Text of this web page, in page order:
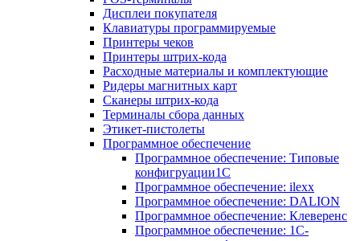
Дисплеи покупателя
Клавиатуры программируемые
Принтеры чеков
Принтеры штрих-кода
Расходные материалы и комплектующие
Ридеры магнитных карт
Сканеры штрих-кода
Терминалы сбора данных
Этикет-пистолеты
Программное обеспечение
Программное обеспечение: Типовые
конфигруации1С
Программное обеспечение: ilexx
Программное обеспечение: DALION
Программное обеспечение: Клеверенс
Программное обеспечение: 1С-